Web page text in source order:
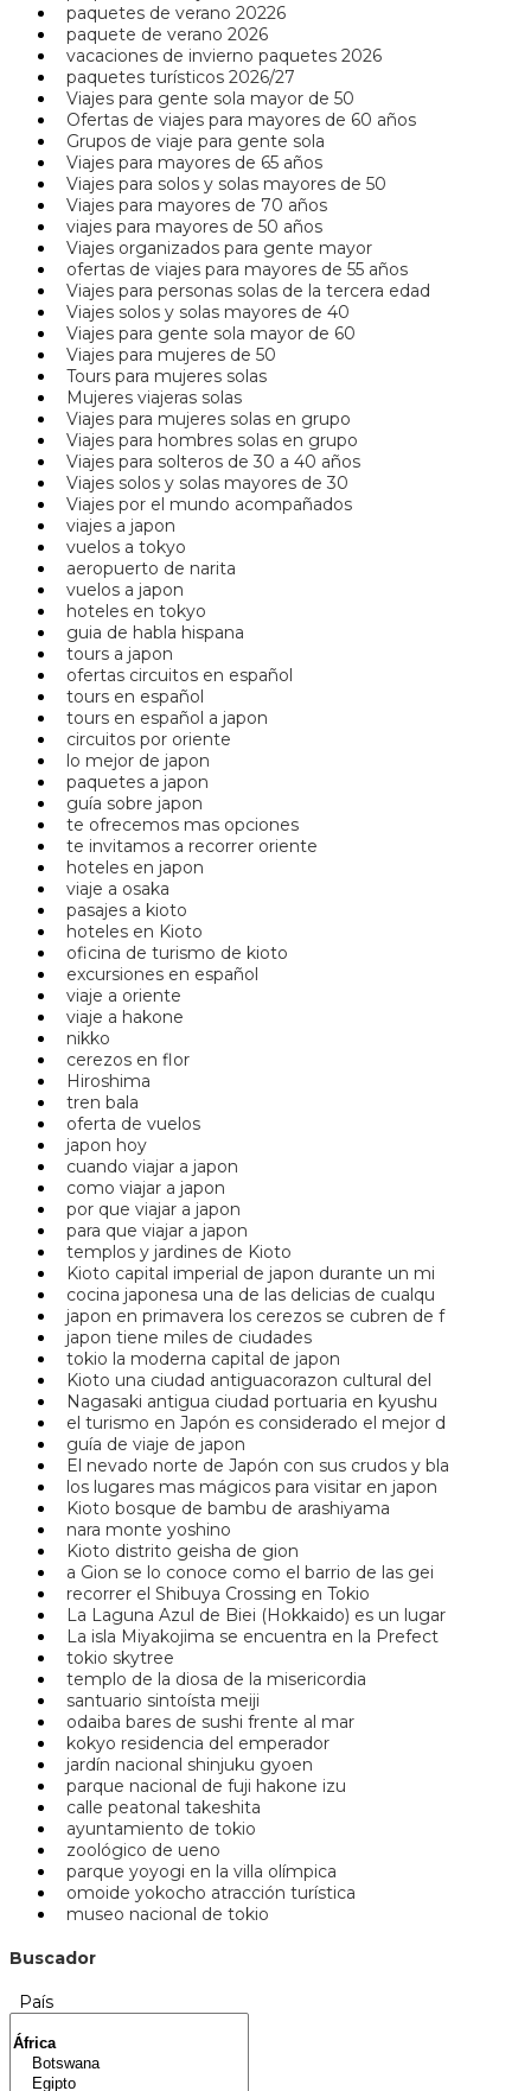
paquetes de verano 20226
paquete de verano 2026
vacaciones de invierno paquetes 2026
paquetes turísticos 2026/27
Viajes para gente sola mayor de 50
Ofertas de viajes para mayores de 60 años
Grupos de viaje para gente sola
Viajes para mayores de 65 años
Viajes para solos y solas mayores de 50
Viajes para mayores de 70 años
viajes para mayores de 50 años
Viajes organizados para gente mayor
ofertas de viajes para mayores de 55 años
Viajes para personas solas de la tercera edad
Viajes solos y solas mayores de 40
Viajes para gente sola mayor de 60
Viajes para mujeres de 50
Tours para mujeres solas
Mujeres viajeras solas
Viajes para mujeres solas en grupo
Viajes para hombres solas en grupo
Viajes para solteros de 30 a 40 años
Viajes solos y solas mayores de 30
Viajes por el mundo acompañados
viajes a japon
vuelos a tokyo
aeropuerto de narita
vuelos a japon
hoteles en tokyo
guia de habla hispana
tours a japon
ofertas circuitos en español
tours en español
tours en español a japon
circuitos por oriente
lo mejor de japon
paquetes a japon
guía sobre japon
te ofrecemos mas opciones
te invitamos a recorrer oriente
hoteles en japon
viaje a osaka
pasajes a kioto
hoteles en Kioto
oficina de turismo de kioto
excursiones en español
viaje a oriente
viaje a hakone
nikko
cerezos en flor
Hiroshima
tren bala
oferta de vuelos
japon hoy
cuando viajar a japon
como viajar a japon
por que viajar a japon
para que viajar a japon
templos y jardines de Kioto
Kioto capital imperial de japon durante un mi
cocina japonesa una de las delicias de cualqu
japon en primavera los cerezos se cubren de f
japon tiene miles de ciudades
tokio la moderna capital de japon
Kioto una ciudad antiguacorazon cultural del
Nagasaki antigua ciudad portuaria en kyushu
el turismo en Japón es considerado el mejor d
guía de viaje de japon
El nevado norte de Japón con sus crudos y bla
los lugares mas mágicos para visitar en japon
Kioto bosque de bambu de arashiyama
nara monte yoshino
Kioto distrito geisha de gion
a Gion se lo conoce como el barrio de las gei
recorrer el Shibuya Crossing en Tokio
La Laguna Azul de Biei (Hokkaido) es un lugar
La isla Miyakojima se encuentra en la Prefect
tokio skytree
templo de la diosa de la misericordia
santuario sintoísta meiji
odaiba bares de sushi frente al mar
kokyo residencia del emperador
jardín nacional shinjuku gyoen
parque nacional de fuji hakone izu
calle peatonal takeshita
ayuntamiento de tokio
zoológico de ueno
parque yoyogi en la villa olímpica
omoide yokocho atracción turística
museo nacional de tokio
Buscador
País